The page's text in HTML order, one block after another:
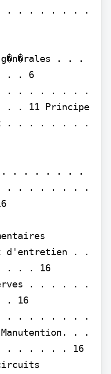
. . . . . . . .
g�n�rales . . .
. . 6
. . . . . . . . .
11 Principe
. . . . . . . .
. . . . . . . .
. . . . . . . .
d'entretien . .
. . 16
. . . . . .
16
. . . . . . . . .
. .
. . . . . 16